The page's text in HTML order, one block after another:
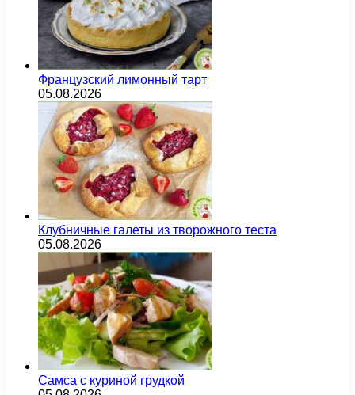
Французский лимонный тарт
05.08.2026
Клубничные галеты из творожного теста
05.08.2026
Самса с куриной грудкой